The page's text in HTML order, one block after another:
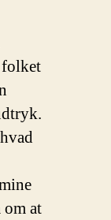
at